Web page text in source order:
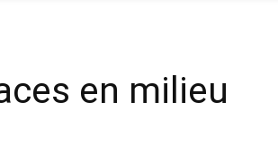
en milieu